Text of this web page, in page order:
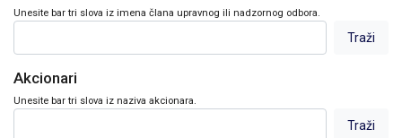
Unesite bar tri slova iz imena člana upravnog ili nadzornog odbora.
Akcionari
Unesite bar tri slova iz naziva akcionara.